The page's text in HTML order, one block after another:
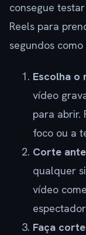
consegue
Reels para
segundos
Escolha o
vídeo
para abrir.
foco ou a
Corte
qualquer
vídeo
Faça